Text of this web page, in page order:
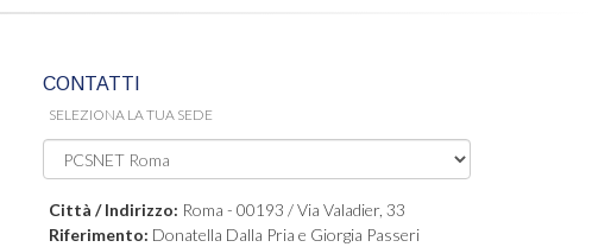
CONTATTI
SELEZIONA LA TUA SEDE
Città / Indirizzo: Roma - 00193 / Via Valadier, 33
Riferimento: Donatella Dalla Pria e Giorgia Passeri